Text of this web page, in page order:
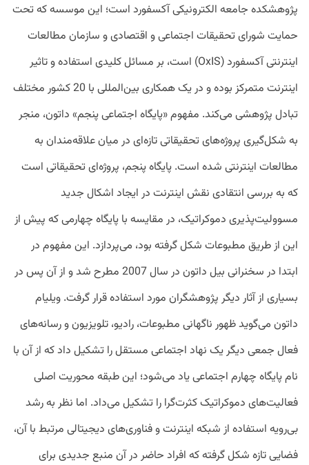
پژوهشکده جامعه ‌الکترونیکی آکسفورد است؛ این موسسه که تحت
حمایت شورای تحقیقات اجتماعی و اقتصادی و سازمان مطالعات
اینترنتی آکسفورد (OxIS) است، بر مسائل کلیدی استفاده و تاثیر
اینترنت متمرکز بوده و در یک همکاری بین‌المللی با 20 کشور مختلف
تبادل پژوهشی می‌کند. مفهوم «پایگاه اجتماعی پنجم» داتون، منجر
به شکل‌گیری پروژه‌های تحقیقاتی تازه‌ای در میان علاقه‌مندان به
مطالعات اینترنتی شده است. پایگاه پنجم، پروژه‌ای تحقیقاتی‌ است
که به بررسی انتقادی نقش اینترنت در ایجاد اشکال جدید
مسوولیت‌پذیری دموکراتیک، در مقایسه با پایگاه چهارمی که پیش از
این از طریق مطبوعات شکل ‌گرفته بود، می‌پردازد. این مفهوم در
ابتدا در سخنرانی بیل داتون در سال 2007 مطرح شد و از آن پس در
بسیاری از آثار دیگر پژوهشگران مورد استفاده قرار گرفت. ویلیام
داتون می‌گوید ظهور ناگهانی مطبوعات، رادیو، تلویزیون و رسانه‌های
فعال جمعی دیگر یک نهاد اجتماعی مستقل را تشکیل داد که از آن با
نام پایگاه چهارم اجتماعی یاد می‌شود؛ این طبقه محوریت اصلی
فعالیت‌های دموکراتیک کثرت‌گرا را تشکیل می‌داد. اما نظر به رشد
بی‌رویه استفاده از شبکه اینترنت و فناوری‌های دیجیتالی مرتبط با آن،
فضایی تازه شکل گرفته که افراد حاضر در آن منبع جدیدی برای